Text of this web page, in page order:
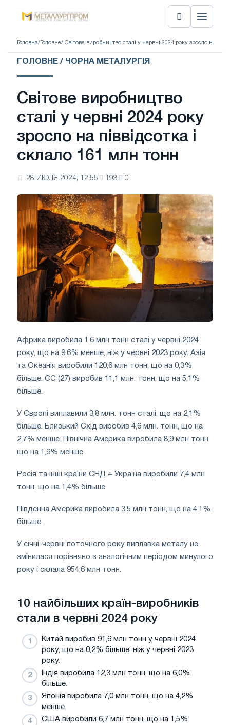
Головна/ Головне/ Світове виробництво сталі у червні 2024 року зросло на
ГОЛОВНЕ / ЧОРНА МЕТАЛУРГІЯ
Світове виробництво
сталі у червні 2024 року
зросло на піввідсотка і
склало 161 млн тонн
28 ИЮЛЯ 2024, 12:55 193 0
Африка виробила 1,6 млн тонн сталі у червні 2024
року, що на 9,6% менше, ніж у червні 2023 року. Азія
та Океанія виробили 120,6 млн тонн, що на 0,3%
більше. ЄС (27) виробив 11,1 млн. тонн, що на 5,1%
більше.
У Європі виплавили 3,8 млн. тонн сталі, що на 2,1%
більше. Близький Схід виробив 4,6 млн. тонн, що на
2,7% менше. Північна Америка виробила 8,9 млн тонн,
що на 1,9% менше.
Росія та інші країни СНД + Україна виробили 7,4 млн
тонн, що на 1,4% більше.
Південна Америка виробила 3,5 млн тонн, що на 4,1%
більше.
У січні-червні поточного року виплавка металу не
змінилася порівняно з аналогічним періодом минулого
року і склала 954,6 млн тонн.
10 найбільших країн-виробників
стали в червні 2024 року
Китай виробив 91,6 млн тонн у червні 2024
року, що на 0,2% більше, ніж у червні 2023
року.
Індія виробила 12,3 млн тонн, що на 6,0%
більше.
Японія виробила 7,0 млн тонн, що на 4,2%
менше.
США виробили 6,7 млн ​​тонн, що на 1,5%